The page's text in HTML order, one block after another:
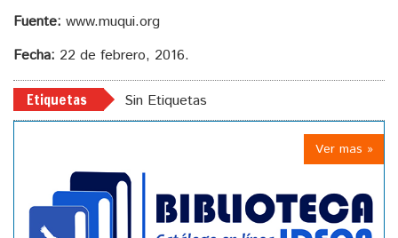
Fuente: www.muqui.org
Fecha: 22 de febrero, 2016.
Etiquetas Sin Etiquetas
Ver mas »